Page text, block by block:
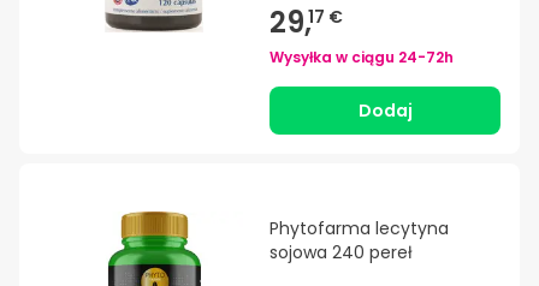
29,17 €
Wysyłka w ciągu 24-72h
Dodaj
Phytofarma lecytyna
sojowa 240 pereł